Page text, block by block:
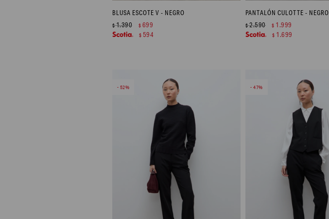
BLUSA ESCOTE V - NEGRO
$1.390 $ 699
$ 594
PANTALÓN CULOTTE - NEGRO
$2.590 $ 1.999
$ 1.699
52 47